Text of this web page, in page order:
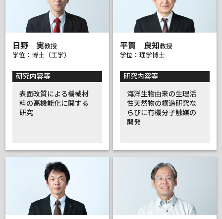
日野 実教授
学位：博士（工学）
研究内容等
表面改質による機械材
料の高機能化に関する
研究
平賀 良知教授
学位：理学博士
研究内容等
海洋生物由来の生理活
性天然物の構造研究な
らびに有機分子触媒の
開発